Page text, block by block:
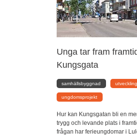
Unga tar fram
Kungsgata
samhällsbyggnad utveckling
ungdomsprojekt
Hur kan Kungsgatan bli en
trygg och levande plats i
frågan har ferieungdomar i